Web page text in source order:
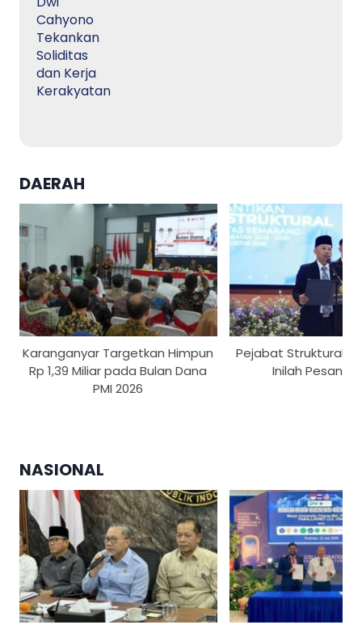
DAERAH
Karanganyar Targetkan Himpun
Rp 1,39 Miliar pada Bulan Dana
PMI 2026
Pejabat Struktural
Inilah Pesan
NASIONAL